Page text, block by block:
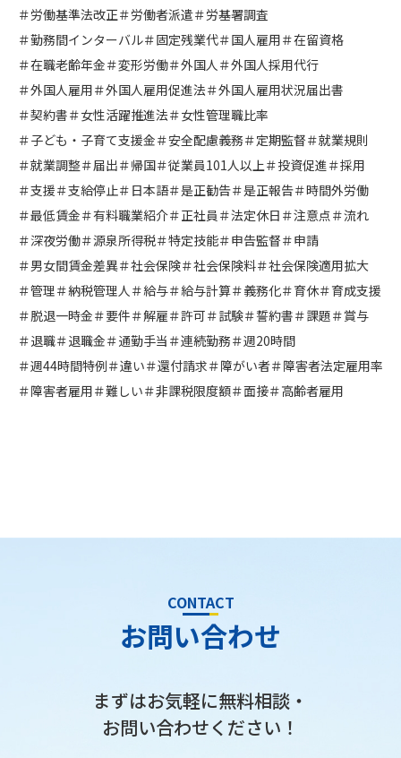
＃労働基準法改正＃労働者派遣＃労基署調査
＃勤務間インターバル＃固定残業代＃国人雇用＃在留資格
＃在職老齢年金＃変形労働＃外国人＃外国人採用代行
＃外国人雇用＃外国人雇用促進法＃外国人雇用状況届出書
＃契約書＃女性活躍推進法＃女性管理職比率
＃子ども・子育て支援金＃安全配慮義務＃定期監督＃就業規則
＃就業調整＃届出＃帰国＃従業員101人以上＃投資促進＃採用
＃支援＃支給停止＃日本語＃是正勧告＃是正報告＃時間外労働
＃最低賃金＃有料職業紹介＃正社員 ＃法定休日 ＃注意点 ＃流れ
＃深夜労働＃源泉所得税＃特定技能＃申告監督＃申請
＃男女間賃金差異＃社会保険＃社会保険料＃社会保険適用拡大
＃管理＃納税管理人＃給与＃給与計算＃義務化＃育休＃育成支援
＃脱退一時金＃要件＃解雇＃許可＃試験＃誓約書＃課題＃賞与
＃退職＃退職金＃通勤手当 ＃連続勤務＃週20時間
＃週44時間特例＃違い＃還付請求＃障がい者＃障害者法定雇用率
＃障害者雇用＃難しい＃非課税限度額＃面接＃高齢者雇用
CONTACT
お問い合わせ
まずはお気軽に無料相談・
お問い合わせください！